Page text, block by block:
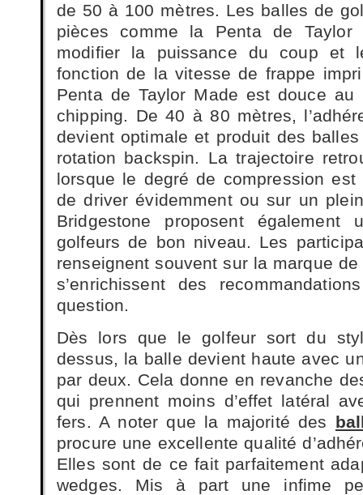
de 50 à 100 mètres. Les balles de
pièces comme la Penta de
modifier la puissance du coup et
fonction de la vitesse de frappe
Penta de Taylor Made est douce
chipping. De 40 à 80 mètres,
devient optimale et produit des
rotation backspin. La trajectoire
lorsque le degré de compression
de driver évidemment ou sur un
Bridgestone proposent également
golfeurs de bon niveau. Les
renseignent souvent sur la marque
s’enrichissent des
question.
Dès lors que le golfeur sort du
dessus, la balle devient haute avec
par deux. Cela donne en revanche
qui prennent moins d’effet latéral
fers. A noter que la majorité des
procure une excellente qualité
Elles sont de ce fait parfaitement
wedges. Mis à part une infime